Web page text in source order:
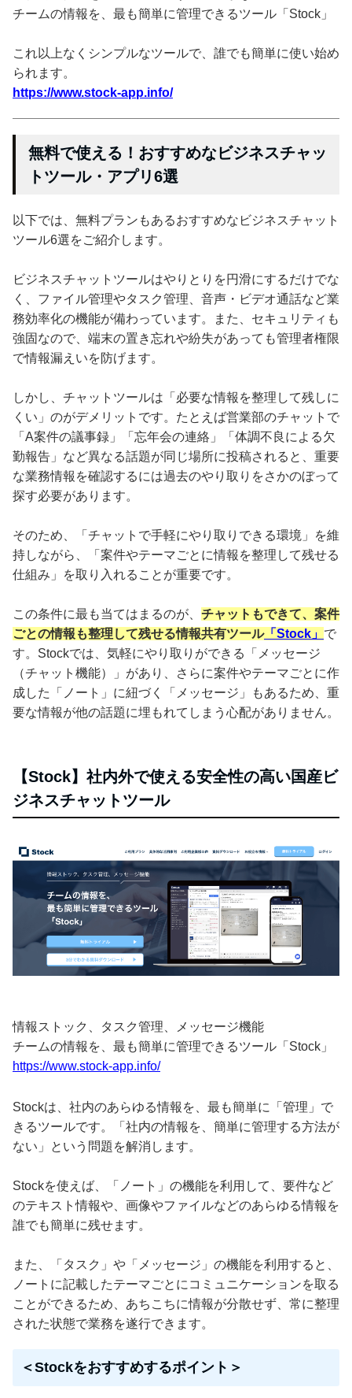
チームの情報を、最も簡単に管理できるツール「Stock」
これ以上なくシンプルなツールで、誰でも簡単に使い始め
られます。
https://www.stock-app.info/
無料で使える！おすすめなビジネスチャッ
トツール・アプリ6選
以下では、無料プランもあるおすすめなビジネスチャット
ツール6選をご紹介します。
ビジネスチャットツールはやりとりを円滑にするだけでな
く、ファイル管理やタスク管理、音声・ビデオ通話など業
務効率化の機能が備わっています。また、セキュリティも
強固なので、端末の置き忘れや紛失があっても管理者権限
で情報漏えいを防げます。
しかし、チャットツールは「必要な情報を整理して残しに
くい」のがデメリットです。たとえば営業部のチャットで
「A案件の議事録」「忘年会の連絡」「体調不良による欠
勤報告」など異なる話題が同じ場所に投稿されると、重要
な業務情報を確認するには過去のやり取りをさかのぼって
探す必要があります。
そのため、「チャットで手軽にやり取りできる環境」を維
持しながら、「案件やテーマごとに情報を整理して残せる
仕組み」を取り入れることが重要です。
この条件に最も当てはまるのが、 チャットもできて、案件
ごとの情報も整理して残せる情報共有ツール「Stock」 で
す。Stockでは、気軽にやり取りができる「メッセージ
（チャット機能）」があり、さらに案件やテーマごとに作
成した「ノート」に紐づく「メッセージ」もあるため、重
要な情報が他の話題に埋もれてしまう心配がありません。
【Stock】社内外で使える安全性の高い国産ビ
ジネスチャットツール
情報ストック、タスク管理、メッセージ機能
チームの情報を、最も簡単に管理できるツール「Stock」
https://www.stock-app.info/
Stockは、社内のあらゆる情報を、最も簡単に「管理」で
きるツールです。「社内の情報を、簡単に管理する方法が
ない」という問題を解消します。
Stockを使えば、「ノート」の機能を利用して、要件など
のテキスト情報や、画像やファイルなどのあらゆる情報を
誰でも簡単に残せます。
また、「タスク」や「メッセージ」の機能を利用すると、
ノートに記載したテーマごとにコミュニケーションを取る
ことができるため、あちこちに情報が分散せず、常に整理
された状態で業務を遂行できます。
＜Stockをおすすめするポイント＞